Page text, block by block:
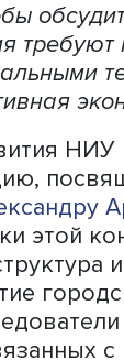
чтобы